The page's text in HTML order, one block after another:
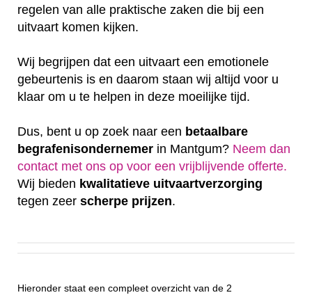
regelen van alle praktische zaken die bij een
uitvaart komen kijken.
Wij begrijpen dat een uitvaart een emotionele
gebeurtenis is en daarom staan wij altijd voor u
klaar om u te helpen in deze moeilijke tijd.
Dus, bent u op zoek naar een betaalbare
begrafenisondernemer in Mantgum? Neem dan
contact met ons op voor een vrijblijvende offerte‎.
Wij bieden kwalitatieve uitvaartverzorging
tegen zeer scherpe prijzen.
Hieronder staat een compleet overzicht van de 2